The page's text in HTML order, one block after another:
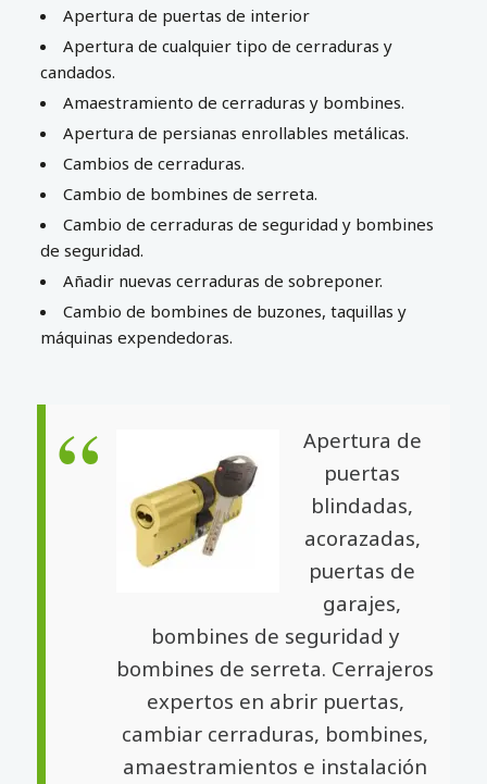
Apertura de puertas de interior
Apertura de cualquier tipo de cerraduras y
candados.
Amaestramiento de cerraduras y bombines.
Apertura de persianas enrollables metálicas.
Cambios de cerraduras.
Cambio de bombines de serreta.
Cambio de cerraduras de seguridad y bombines
de seguridad.
Añadir nuevas cerraduras de sobreponer.
Cambio de bombines de buzones, taquillas y
máquinas expendedoras.
Apertura de
puertas
blindadas,
acorazadas,
puertas de
garajes,
bombines de seguridad y
bombines de serreta. Cerrajeros
expertos en abrir puertas,
cambiar cerraduras, bombines,
amaestramientos e instalación